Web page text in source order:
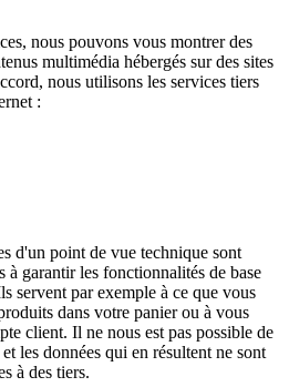
nous pouvons vous montrer des
multimédia hébergés sur des sites
nous utilisons les services tiers
:
d'un point de vue technique sont
à garantir les fonctionnalités de base
servent par exemple à ce que vous
dans votre panier ou à vous
client. Il ne nous est pas possible de
les données qui en résultent ne sont
à des tiers.